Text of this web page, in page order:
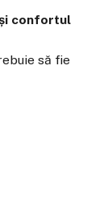
confortul
să fie